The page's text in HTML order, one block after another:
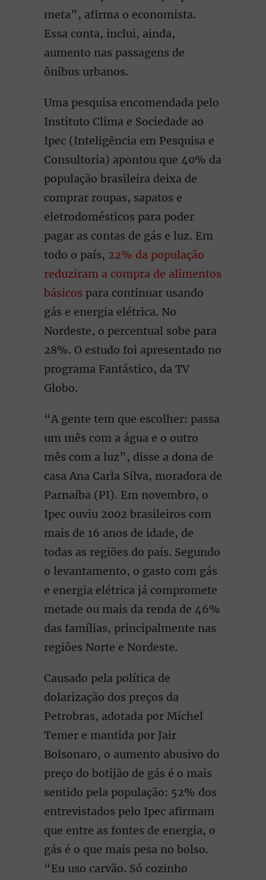
meta”, afirma o economista.
Essa conta, inclui, ainda,
aumento nas passagens de
ônibus urbanos.
Uma pesquisa encomendada pelo
Instituto Clima e Sociedade ao
Ipec (Inteligência em Pesquisa e
Consultoria) apontou que 40% da
população brasileira deixa de
comprar roupas, sapatos e
eletrodomésticos para poder
pagar as contas de gás e luz. Em
todo o país, 22% da população
reduziram a compra de alimentos
básicos para continuar usando
gás e energia elétrica. No
Nordeste, o percentual sobe para
28%. O estudo foi apresentado no
programa Fantástico, da TV
Globo.
“A gente tem que escolher: passa
um mês com a água e o outro
mês com a luz”, disse a dona de
casa Ana Carla Silva, moradora de
Parnaíba (PI). Em novembro, o
Ipec ouviu 2002 brasileiros com
mais de 16 anos de idade, de
todas as regiões do país. Segundo
o levantamento, o gasto com gás
e energia elétrica já compromete
metade ou mais da renda de 46%
das famílias, principalmente nas
regiões Norte e Nordeste.
Causado pela política de
dolarização dos preços da
Petrobras, adotada por Michel
Temer e mantida por Jair
Bolsonaro, o aumento abusivo do
preço do botijão de gás é o mais
sentido pela população: 52% dos
entrevistados pelo Ipec afirmam
que entre as fontes de energia, o
gás é o que mais pesa no bolso.
“Eu uso carvão. Só cozinho